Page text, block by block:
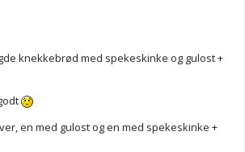
knekkebrød med spekeskinke og gulost +
en med gulost og en med spekeskinke +